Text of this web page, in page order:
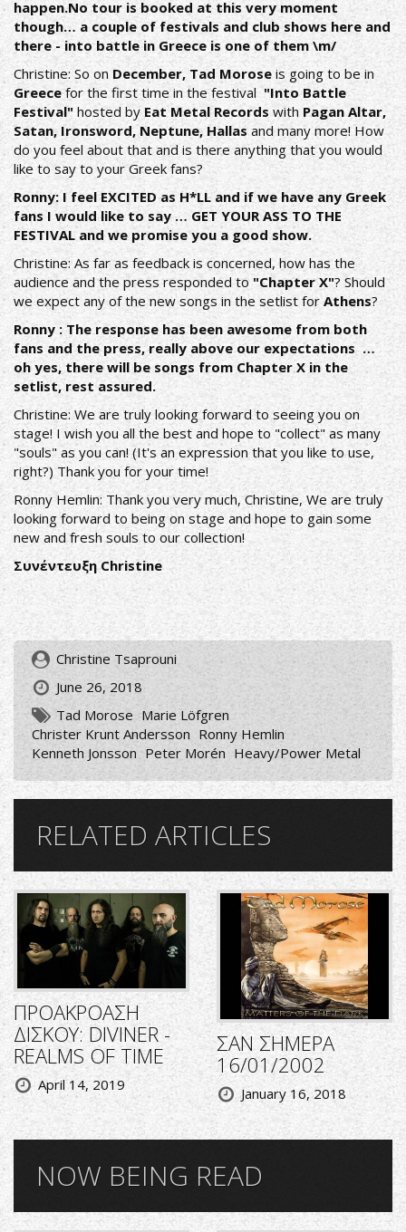
happen.No tour is booked at this very moment
though… a couple of festivals and club shows here and
there - into battle in Greece is one of them \m/
Christine: So on December, Tad Morose is going to be in
Greecefor the first time in the festival "Into Battle
Festival" hosted byEat Metal Records with Pagan Altar,
Satan, Ironsword, Neptune, Hallas and many more! How
do you feel about that and is there anything that you would
like to say to your Greek fans?
Ronny: I feel EXCITED as H*LL and if we have any Greek
fans I would like to say … GET YOUR ASS TO THE
FESTIVAL and we promise you a good show.
Christine: As far as feedback is concerned, how has the
audience and the press responded to"Chapter X"? Should
we expect any of the new songs in the setlist forAthens?
Ronny : The response has been awesome from both
fans and the press, really above our expectations …
oh yes, there will be songs from Chapter X in the
setlist, rest assured.
Christine: We are truly looking forward to seeing you on
stage! I wish you all the best and hope to "collect" as many
"souls" as you can! (It's an expression that you like to use,
right?) Thank you for your time!
Ronny Hemlin: Thank you very much, Christine, We are truly
looking forward to being on stage and hope to gain some
new and fresh souls to our collection!
Συνέντευξη Christine
Christine Tsaprouni
June 26, 2018
Tad Morose Marie Löfgren
Christer Krunt Andersson Ronny Hemlin
Kenneth Jonsson Peter Morén Heavy/Power Metal
RELATED ARTICLES
ΠΡΟΑΚΡΟΑΣΗ
ΔΙΣΚΟΥ: DIVINER -
REALMS OF TIME
April 14, 2019
ΣΑΝ ΣΗΜΕΡΑ
16/01/2002
January 16, 2018
NOW BEING READ